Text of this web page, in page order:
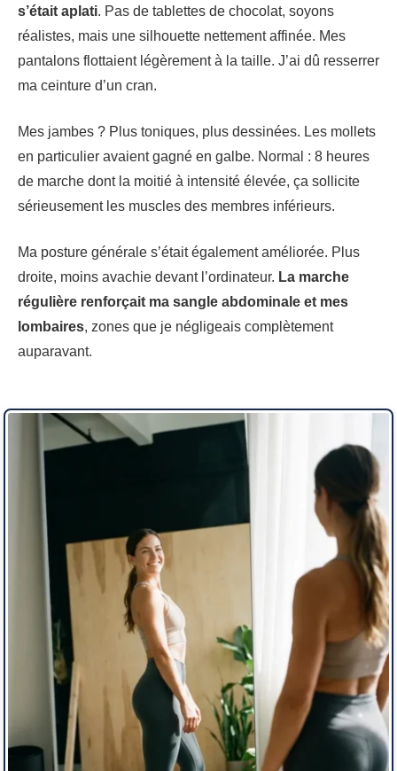
s’était aplati. Pas de tablettes de chocolat, soyons
réalistes, mais une silhouette nettement affinée. Mes
pantalons flottaient légèrement à la taille. J’ai dû resserrer
ma ceinture d’un cran.
Mes jambes ? Plus toniques, plus dessinées. Les mollets
en particulier avaient gagné en galbe. Normal : 8 heures
de marche dont la moitié à intensité élevée, ça sollicite
sérieusement les muscles des membres inférieurs.
Ma posture générale s’était également améliorée. Plus
droite, moins avachie devant l’ordinateur. La marche
régulière renforçait ma sangle abdominale et mes
lombaires, zones que je négligeais complètement
auparavant.